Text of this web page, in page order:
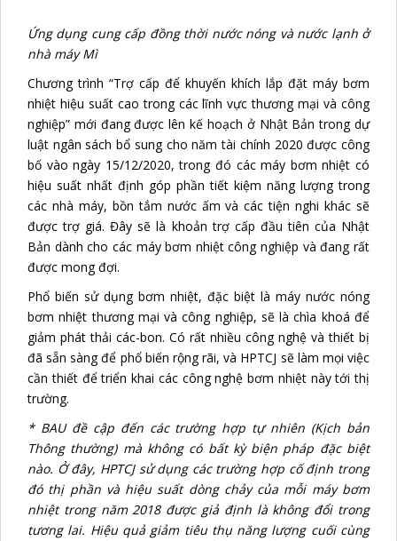
Ứng dụng cung cấp đồng thời nước nóng và nước lạnh ở
nhà máy Mì
Chương trình “Trợ cấp để khuyến khích lắp đặt máy bơm
nhiệt hiệu suất cao trong các lĩnh vực thương mại và công
nghiệp” mới đang được lên kế hoạch ở Nhật Bản trong dự
luật ngân sách bổ sung cho năm tài chính 2020 được công
bố vào ngày 15/12/2020, trong đó các máy bơm nhiệt có
hiệu suất nhất định góp phần tiết kiệm năng lượng trong
các nhà máy, bồn tắm nước ấm và các tiện nghi khác sẽ
được trợ giá. Đây sẽ là khoản trợ cấp đầu tiên của Nhật
Bản dành cho các máy bơm nhiệt công nghiệp và đang rất
được mong đợi.
Phổ biến sử dụng bơm nhiệt, đặc biệt là máy nước nóng
bơm nhiệt thương mại và công nghiệp, sẽ là chìa khoá để
giảm phát thải các-bon. Có rất nhiều công nghệ và thiết bị
đã sẵn sàng để phổ biến rộng rãi, và HPTCJ sẽ làm mọi việc
cần thiết để triển khai các công nghệ bơm nhiệt này tới thị
trường.
* BAU đề cập đến các trường hợp tự nhiên (Kịch bản
Thông thường) mà không có bất kỳ biện pháp đặc biệt
nào. Ở đây, HPTCJ sử dụng các trường hợp cố định trong
đó thị phần và hiệu suất dòng chảy của mỗi máy bơm
nhiệt trong năm 2018 được giả định là không đổi trong
tương lai. Hiệu quả giảm tiêu thụ năng lượng cuối cùng